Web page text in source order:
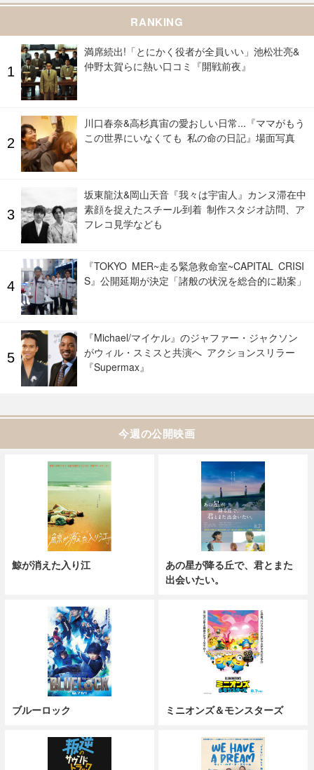
RANKING
満席続出!「とにかく役者が全員いい」池松壮亮&
仲野太賀らに熱い口コミ『開戦前夜』
川口春奈&高杉真宙の愛おしい日常...『ママがもう
この世界にいなくても 私の命の日記』場面写真
坂東龍汰&岡山天音『我々は宇宙人』カンヌ滞在中
素顔を捉えたスチール到着 制作スタジオ訪問、ア
フレコ見学なども
『TOKYO MER~走る緊急救命室~CAPITAL CRISI
S』公開延期が決定「諸般の状況を総合的に勘案」
『Michael/マイケル』のジャファー・ジャクソン
がウィル・スミスと共演へ アクションスリラー
『Supermax』
今週の公開映画
鯨が消えた入り江
あの星が降る丘で、君とまた
出会いたい。
ブルーロック ミニオンズ＆モンスターズ